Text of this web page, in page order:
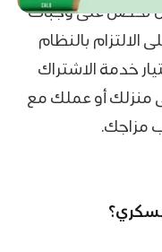
تحصل على وجبات
بالنظام
خدمة الاشتراك
منزلك أو عملك مع
مزاجك.